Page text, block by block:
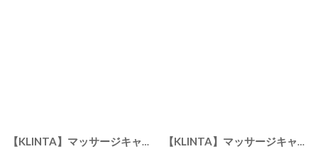
【KLINTA】マッサージキャンドル 300ml 60h クリンタ 蓋付 木製蓋 スウェーデン アロマキャンドル 【KLINTA】マッサージキャンドル 90ml スウェーデン製 アロマキャンドル 香り ギフト メッセージ リリー ピーチ ハニーデューメロン エルダーフラワー レモン フィグ グレープ